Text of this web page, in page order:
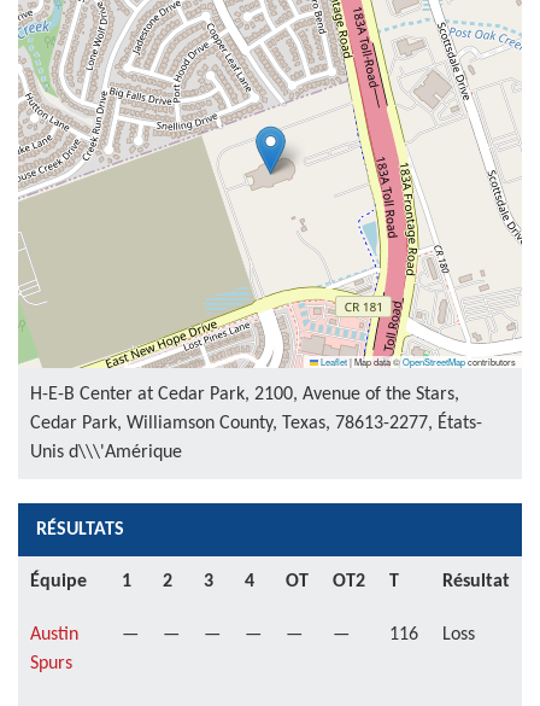
Leaflet|Map data ©OpenStreetMapcontributors
H-E-B Center at Cedar Park, 2100, Avenue of the Stars,
Cedar Park, Williamson County, Texas, 78613-2277, États-
Unis d\\\'Amérique
RÉSULTATS
Équipe 1 2 3 4 OT OT2 T Résultat
Austin
Spurs
— — — — — — 116 Loss